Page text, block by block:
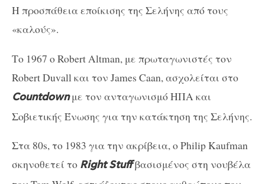
Η προσπάθεια εποίκισης της Σελήνης από τους
«καλούς».
Το 1967 ο Robert Altman, με πρωταγωνιστές τον
Robert Duvall και τον James Caan, ασχολείται στο
Countdownμε τον ανταγωνισμό ΗΠΑ και
Σοβιετικής Ένωσης για την κατάκτηση της Σελήνης.
Στα 80s, το 1983 για την ακρίβεια, ο Philip Kaufman
σκηνοθετεί το Right Stuffβασισμένος στη νουβέλα